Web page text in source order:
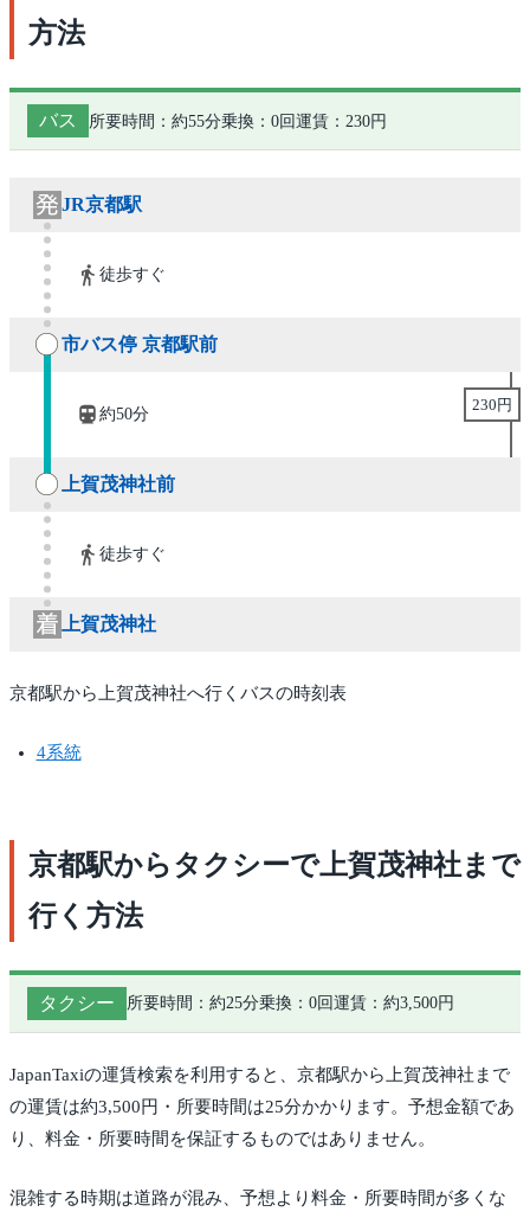
方法
バス 所要時間：約55分乗換：0回 運賃：230円
JR京都駅
徒歩すぐ
市バス停 京都駅前
約50分
230円
上賀茂神社前
徒歩すぐ
上賀茂神社
京都駅から上賀茂神社へ行くバスの時刻表
4系統
京都駅からタクシーで上賀茂神社まで
行く方法
タクシー 所要時間：約25分乗換：0回運賃：約3,500円
JapanTaxiの運賃検索を利用すると、京都駅から上賀茂神社まで
の運賃は約3,500円・所要時間は25分かかります。予想金額であ
り、料金・所要時間を保証するものではありません。
混雑する時期は道路が混み、予想より料金・所要時間が多くな